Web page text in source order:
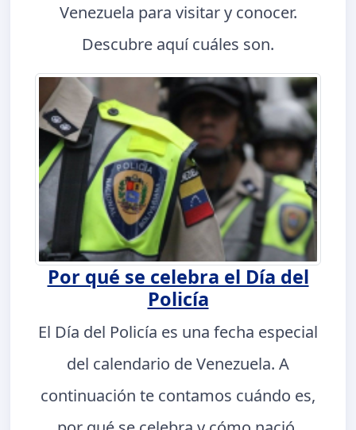
Venezuela para visitar y conocer.
Descubre aquí cuáles son.
Por qué se celebra el Día del
Policía
El Día del Policía es una fecha especial
del calendario de Venezuela. A
continuación te contamos cuándo es,